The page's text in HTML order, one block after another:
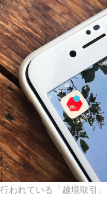
われている「越境取引